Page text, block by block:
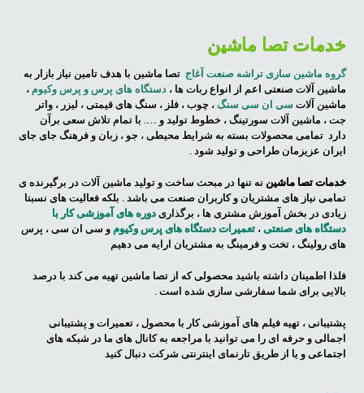
خدمات تصا ماشین
گروه ماشین سازی تراشه صنعت آغاج تصا ماشین با هدف تامین نیاز بازار به
ماشین آلات صنعتی اعم از انواع ربات ها ، دستگاه های پرس و پرس وکیوم ،
ماشین آلات سی ان سی سنگ ، چوب ، فلز ، سنگ های قیمتی ، لیزر ، واتر
جت ، ماشین آلات سورتینگ ، خطوط تولید و …. با تمام تلاش سعی برآن
دارد تمامی محصولات بسته به شرایط محیطی ، جو ، زبان و فرهنگ جای جای
ایران عزیزمان طراحی و تولید شود .
خدمات تصا ماشین نه تنها در مبحث ساخت و تولید ماشین آلات در برگیرنده ی
تمامی نیاز های مشتریان و کاربران صنعت می باشد . بلکه فعالیت های نسبتا
زیادی در بخش آموزش مشتری ها ، برگذاری دوره های آموزشی کار با
دستگاه های صنعتی ،تعمیرات دستگاه های پرس وکیوم و سی ان سی ، پرس
های رولینگ ، تخت و فرمینگ به مشتریان ارایه می دهیم
فلذا اطمینان داشته باشید محصولی که از تصا ماشین تهیه می کند با درصد
بالایی برای شما سفارشی سازی شده است .
پشتیبانی ، تهیه فیلم های آموزشی کار با محصول ، تعمیرات و پشتیبانی
اجمالی و حرفه ای را می توانید با مراجعه به کانال های ما در شبکه های
اجتماعی و یا از طریق تارنمای اینترنتی شرکت دنبال کنید